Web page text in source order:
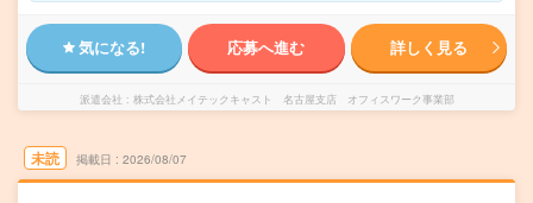
気になる! 応募へ進む 詳しく見る
派遣会社 株式会社メイテックキャスト 名古屋支店 オフィスワーク事業部
未読 掲載日 2026/08/07